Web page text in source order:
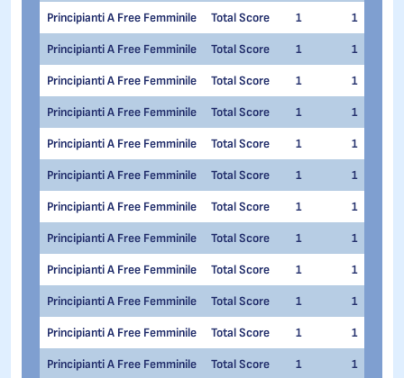
Principianti A Free Femminile Total Score 1 1
Principianti A Free Femminile Total Score 1 1
Principianti A Free Femminile Total Score 1 1
Principianti A Free Femminile Total Score 1 1
Principianti A Free Femminile Total Score 1 1
Principianti A Free Femminile Total Score 1 1
Principianti A Free Femminile Total Score 1 1
Principianti A Free Femminile Total Score 1 1
Principianti A Free Femminile Total Score 1 1
Principianti A Free Femminile Total Score 1 1
Principianti A Free Femminile Total Score 1 1
Principianti A Free Femminile Total Score 1 1